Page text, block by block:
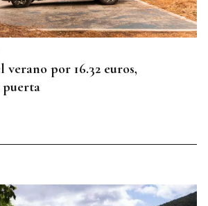
verano por 16.32 euros,